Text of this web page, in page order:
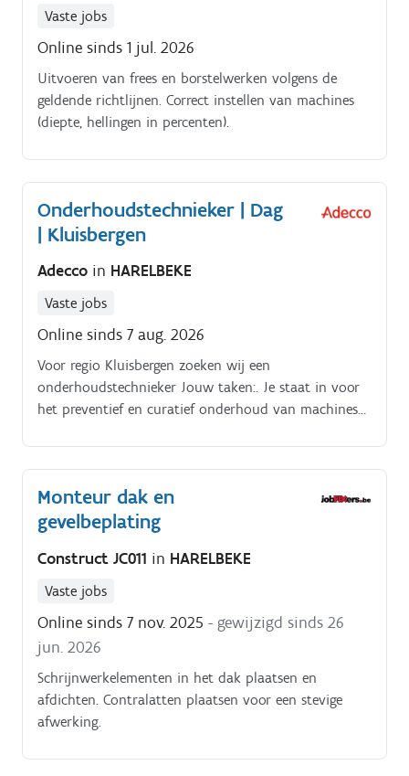
Vaste jobs
Online sinds 1 jul. 2026
Uitvoeren van frees en borstelwerken volgens de
geldende richtlijnen. Correct instellen van machines
(diepte, hellingen in percenten).
Onderhoudstechnieker | Dag
| Kluisbergen
Adecco in HARELBEKE
Vaste jobs
Online sinds 7 aug. 2026
Voor regio Kluisbergen zoeken wij een
onderhoudstechnieker Jouw taken:. Je staat in voor
het preventief en curatief onderhoud van machines
werkinstructies en procedures op Je werkt op een
veilige manier en respecteert de
veiligheidsvoorschriften Verder beheer je het magazijn
Monteur dak en
gevelbeplating
Construct JC011 in HARELBEKE
Vaste jobs
Online sinds 7 nov. 2025 - gewijzigd sinds 26
jun. 2026
Schrijnwerkelementen in het dak plaatsen en
afdichten. Contralatten plaatsen voor een stevige
afwerking.